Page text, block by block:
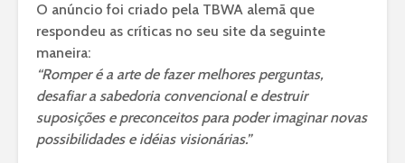
O anúncio foi criado pela TBWA alemã que
respondeu as críticas no seu site da seguinte
maneira:
“Romper é a arte de fazer melhores perguntas,
desafiar a sabedoria convencional e destruir
suposições e preconceitos para poder imaginar novas
possibilidades e idéias visionárias.”